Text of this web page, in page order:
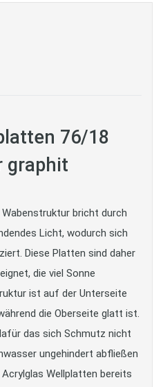
76/18
graphit
bricht durch
Licht, wodurch sich
Diese Platten sind daher
die viel Sonne
ist auf der Unterseite
die Oberseite glatt ist.
das sich Schmutz nicht
ungehindert abfließen
Wellplatten bereits